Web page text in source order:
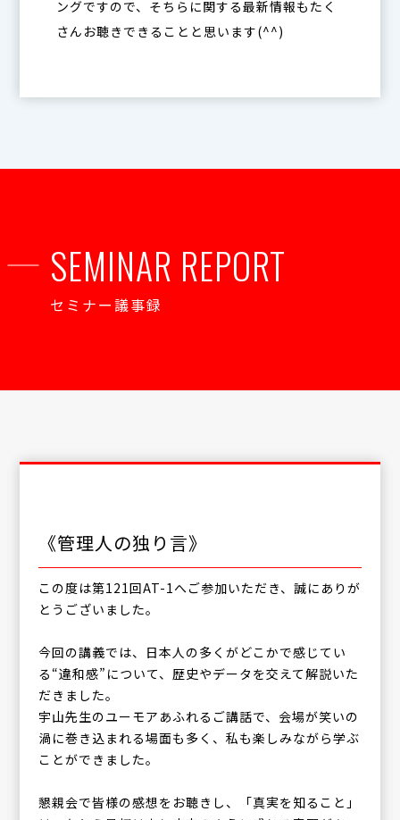
ングですので、そちらに関する最新情報もたく
さんお聴きできることと思います(^^)
SEMINAR REPORT
セミナー議事録
《管理人の独り言》
この度は第121回AT-1へご参加いただき、誠にありが
とうございました。
今回の講義では、日本人の多くがどこかで感じてい
る“違和感”について、歴史やデータを交えて解説いた
だきました。
宇山先生のユーモアあふれるご講話で、会場が笑いの
渦に巻き込まれる場面も多く、私も楽しみながら学ぶ
ことができました。
懇親会で皆様の感想をお聴きし、「真実を知ること」